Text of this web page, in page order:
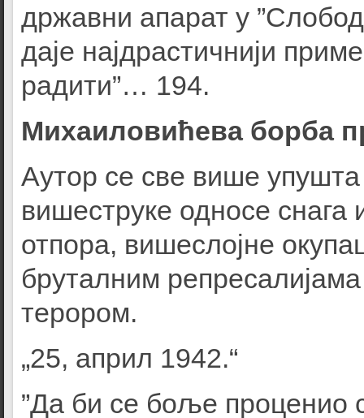
државни апарат у
даје најдрастичнији
радити”… 194.
Михаиловићевa борбa
Аутор се све више упушта
вишеструке односе снага
отпора, вишеслојне
бруталним
терором.
„25, април 1942.“
”Да би се боље проценио